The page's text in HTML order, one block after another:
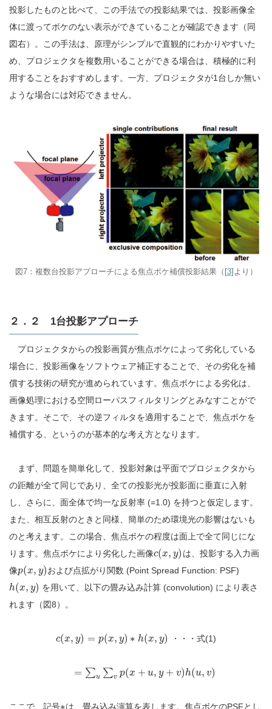
投影したものと比べて、この手法での投影結果では、投影画像全
体に渡ってボケのない表示ができていることが確認できます（同
図右）。この手法は、原理がシンプルで直観的にわかりやすいた
め、プロジェクタを複数用いることができる場合は、積極的に利
用することをおすすめします。一方、プロジェクタが1台しか無い
ような場合には対応できません。
図7：複数台投影アプローチによる焦点ボケ補償投影結果（[3]より）
２．２ 1台投影アプローチ
プロジェクタからの投影画質が焦点ボケによって劣化している
場合に、投影画像をソフトウェア補正することで、その劣化を補
償する技術の研究が進められています。焦点ボケによる劣化は、
画像処理における空間ローパスフィルタリングとみなすことがで
きます。そこで、その逆フィルタを適用することで、焦点ボケを
補償する、というのが基本的な考え方となります。
まず、問題を簡単化して、投影対象は平面でプロジェクタから
の距離が全て同じであり、全ての投影光が投影面に垂直に入射
し、さらに、面全体で均一な反射率 (=1.0) を持つと仮定します。
また、相互反射のときと同様、簡単のため環境光の影響はないも
のと考えます。この場合、焦点ボケの程度は面上で全て同じにな
ります。焦点ボケにより劣化した画像c(x, y) は、投影する入力画
像p(x, y)および点拡がり関数 (Point Spread Function: PSF)
h(x, y) を用いて、以下の畳み込み計算 (convolution) により表さ
れます（図8）。
c(x, y) = p(x, y) ∗ h(x, y) ・・・式(1)
= ∑u ∑v p(x + u, y + v)h(u, v)
ここで、記号∗は、畳み込み演算を表します。焦点ボケのPSFとし